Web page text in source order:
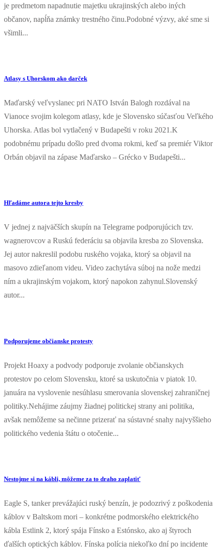
je predmetom napadnutie majetku ukrajinských alebo iných
občanov, napĺňa známky trestného činu.Podobné výzvy, aké sme si
všimli...
Atlasy s Uhorskom ako darček
Maďarský veľvyslanec pri NATO István Balogh rozdával na
Vianoce svojim kolegom atlasy, kde je Slovensko súčasťou Veľkého
Uhorska. Atlas bol vytlačený v Budapešti v roku 2021.K
podobnému prípadu došlo pred dvoma rokmi, keď sa premiér Viktor
Orbán objavil na zápase Maďarsko – Grécko v Budapešti...
Hľadáme autora tejto kresby
V jednej z najväčších skupín na Telegrame podporujúcich tzv.
wagnerovcov a Ruskú federáciu sa objavila kresba zo Slovenska.
Jej autor nakreslil podobu ruského vojaka, ktorý sa objavil na
masovo zdieľanom videu. Video zachytáva súboj na nože medzi
ním a ukrajinským vojakom, ktorý napokon zahynul.Slovenský
autor...
Podporujeme občianske protesty
Projekt Hoaxy a podvody podporuje zvolanie občianskych
protestov po celom Slovensku, ktoré sa uskutočnia v piatok 10.
januára na vyslovenie nesúhlasu smerovania slovenskej zahraničnej
politiky.Nehájime záujmy žiadnej politickej strany ani politika,
avšak nemôžeme sa nečinne prizerať na sústavné snahy najvyššieho
politického vedenia štátu o otočenie...
Nestojme si na kábli, môžeme za to draho zaplatiť
Eagle S, tanker prevážajúci ruský benzín, je podozrivý z poškodenia
káblov v Baltskom mori – konkrétne podmorského elektrického
kábla Estlink 2, ktorý spája Fínsko a Estónsko, ako aj štyroch
ďalších optických káblov. Fínska polícia niekoľko dní po incidente